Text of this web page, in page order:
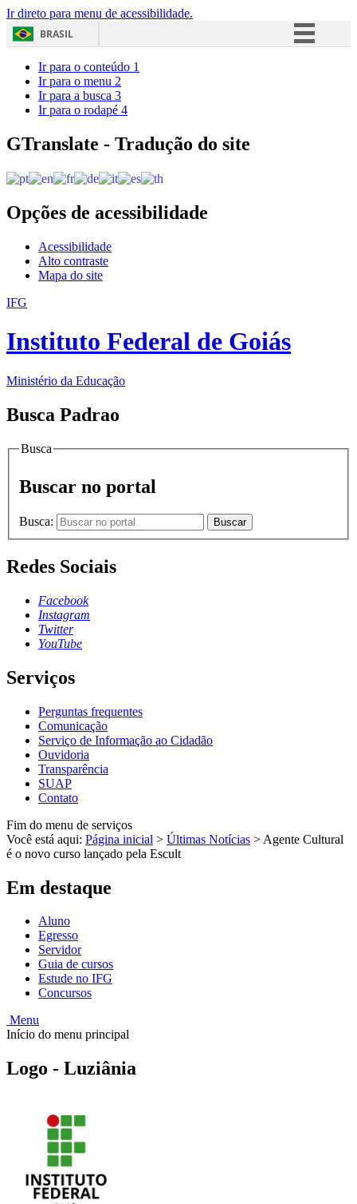
Ir direto para menu de acessibilidade.
BRASIL
Acesso à informação
Ir para o conteúdo 1
Ir para o menu 2
Ir para a busca 3
Ir para o rodapé 4
GTranslate - Tradução do site
Opções de acessibilidade
Acessibilidade
Alto contraste
Mapa do site
IFG
Instituto Federal de Goiás
Ministério da Educação
Busca Padrao
Busca
Buscar no portal
Busca: Buscar
Redes Sociais
Facebook
Instagram
Twitter
YouTube
Serviços
Perguntas frequentes
Comunicação
Serviço de Informação ao Cidadão
Ouvidoria
Transparência
SUAP
Contato
Fim do menu de serviços
Você está aqui: Página inicial > Últimas Notícias > Agente Cultural
é o novo curso lançado pela Escult
Em destaque
Aluno
Egresso
Servidor
Guia de cursos
Estude no IFG
Concursos
Menu
Início do menu principal
Logo - Luziânia